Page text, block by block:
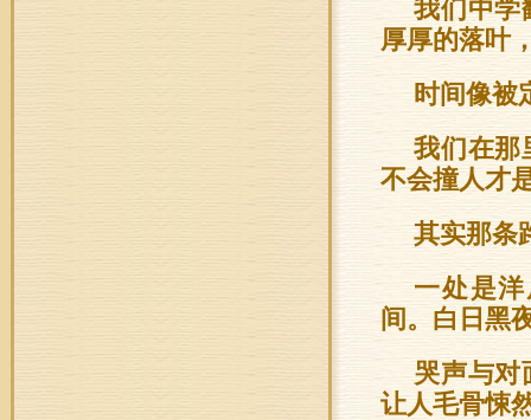
我们中学
厚厚的落叶
时间像被
我们在那
不会撞人才
其实那条
一处是
间。白日黑
哭声与对
让人毛骨悚